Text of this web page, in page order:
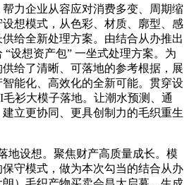
企业从容应对消费多变、周期缩
想模式，从色彩、材质、廓型、感
给全新处理方案。由结合从办推出
设想资产包” 一坐式处理方案。为
给了清晰、可落地的参考根据，展
能化、高效化的全新可能。贯穿设
衫大模子落地。让潮水预测、通
立更协同、更具创制力的毛织重生
设想。聚焦财产高质量成长。模
守模式，做为本次勾当的结合从办